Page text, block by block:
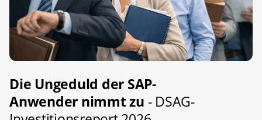
Die Ungeduld der SAP-
Anwender nimmt zu - DSAG-